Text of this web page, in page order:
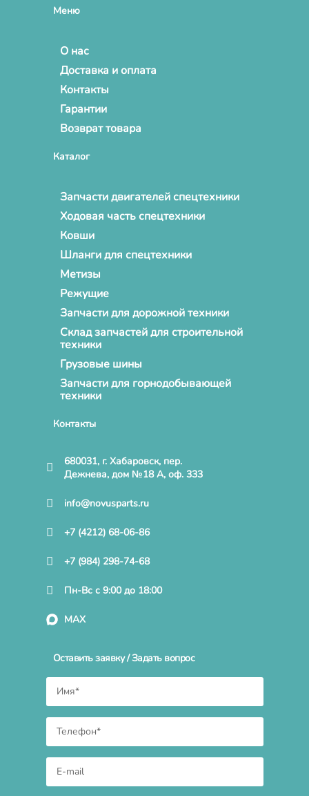
Меню
О нас
Доставка и оплата
Контакты
Гарантии
Возврат товара
Каталог
Запчасти двигателей спецтехники
Ходовая часть спецтехники
Ковши
Шланги для спецтехники
Метизы
Режущие
Запчасти для дорожной техники
Склад запчастей для строительной
техники
Грузовые шины
Запчасти для горнодобывающей
техники
Контакты
680031, г. Хабаровск, пер.
Дежнева, дом №18 А, оф. 333
info@novusparts.ru
+7 (4212) 68-06-86
+7 (984) 298-74-68
Пн-Вс с 9:00 до 18:00
MAX
Оставить заявку / Задать вопрос